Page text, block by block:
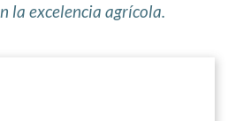
la excelencia agrícola.